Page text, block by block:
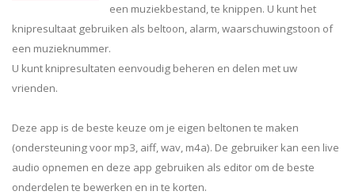
een muziekbestand, te knippen. U kunt het
knipresultaat gebruiken als beltoon, alarm, waarschuwingstoon of
een muzieknummer.
U kunt knipresultaten eenvoudig beheren en delen met uw
vrienden.
Deze app is de beste keuze om je eigen beltonen te maken
(ondersteuning voor mp3, aiff, wav, m4a). De gebruiker kan een live
audio opnemen en deze app gebruiken als editor om de beste
onderdelen te bewerken en in te korten.